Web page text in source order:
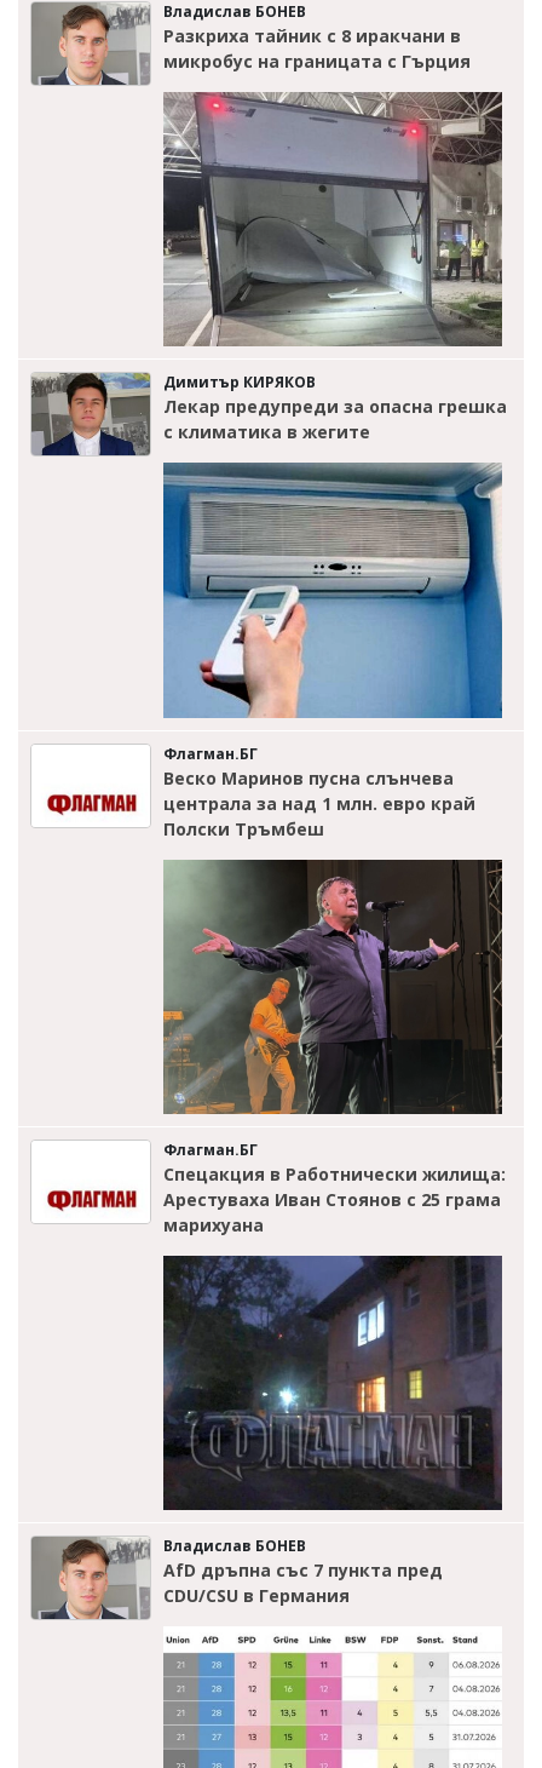
Владислав БОНЕВ
Разкриха тайник с 8 иракчани в
микробус на границата с Гърция
Димитър КИРЯКОВ
Лекар предупреди за опасна грешка
с климатика в жегите
Флагман.БГ
Веско Маринов пусна слънчева
централа за над 1 млн. евро край
Полски Тръмбеш
Флагман.БГ
Спецакция в Работнически жилища:
Арестуваха Иван Стоянов с 25 грама
марихуана
Владислав БОНЕВ
AfD дръпна със 7 пункта пред
CDU/CSU в Германия